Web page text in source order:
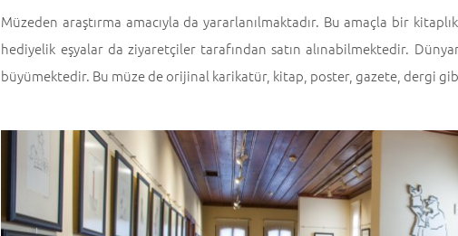
Müzeden araştırma amacıyla da yararlanılmaktadır. Bu amaçla bir
hediyelik eşyalar da ziyaretçiler tarafından satın alınabilmektedir.
büyümektedir. Bu müze de orijinal karikatür, kitap, poster, gazete, dergi